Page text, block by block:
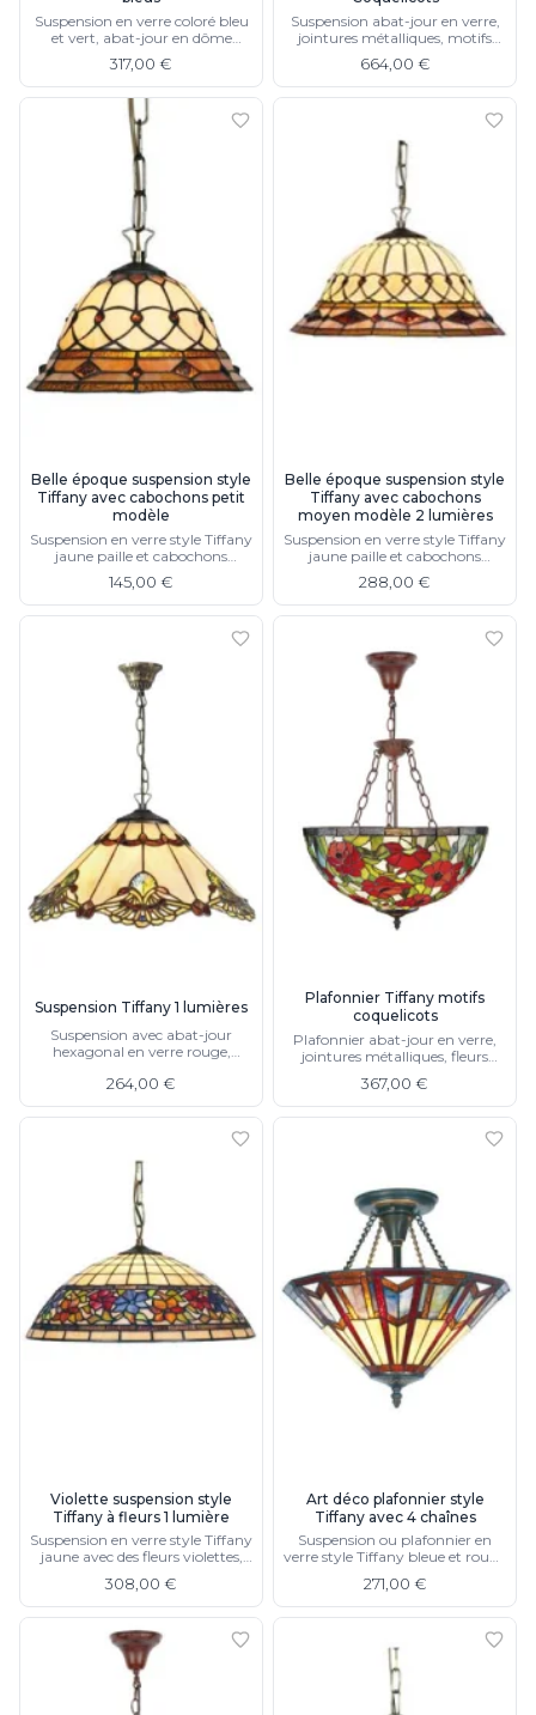
Suspension en verre coloré bleu
et vert, abat-jour en dôme
317,00 €
Suspension abat-jour en verre,
jointures métalliques, motifs
suspension en métal
664,00 €
Belle époque suspension style
Tiffany avec cabochons petit
modèle
Suspension en verre style Tiffany
jaune paille et cabochons
145,00 €
Belle époque suspension style
Tiffany avec cabochons
moyen modèle 2 lumières
Suspension en verre style Tiffany
jaune paille et cabochons
lumières
288,00 €
Suspension Tiffany 1 lumières
Suspension avec abat-jour
hexagonal en verre rouge,
suspension, cône de plafond
moulée
264,00 €
Plafonnier Tiffany motifs
coquelicots
Plafonnier abat-jour en verre,
jointures métalliques, fleurs
suspension en métal, cône de
plafond moulée
367,00 €
Violette suspension style
Tiffany à fleurs 1 lumière
Suspension en verre style Tiffany
jaune avec des fleurs violettes,
308,00 €
Art déco plafonnier style
Tiffany avec 4 chaînes
Suspension ou plafonnier en
verre style Tiffany bleue et rouge
271,00 €